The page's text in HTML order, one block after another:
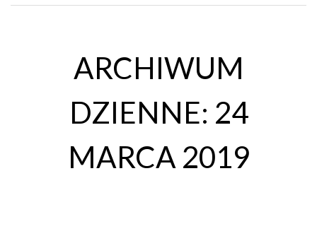
ARCHIWUM
DZIENNE: 24
MARCA 2019